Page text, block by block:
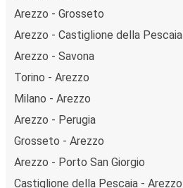
Arezzo - Grosseto
Arezzo - Castiglione della Pescaia
Arezzo - Savona
Torino - Arezzo
Milano - Arezzo
Arezzo - Perugia
Grosseto - Arezzo
Arezzo - Porto San Giorgio
Castiglione della Pescaia - Arezzo